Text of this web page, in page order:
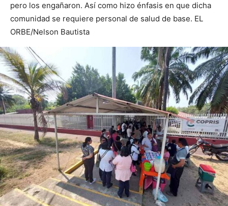
pero los engañaron. Así como hizo énfasis en que dicha
comunidad se requiere personal de salud de base. EL
ORBE/Nelson Bautista